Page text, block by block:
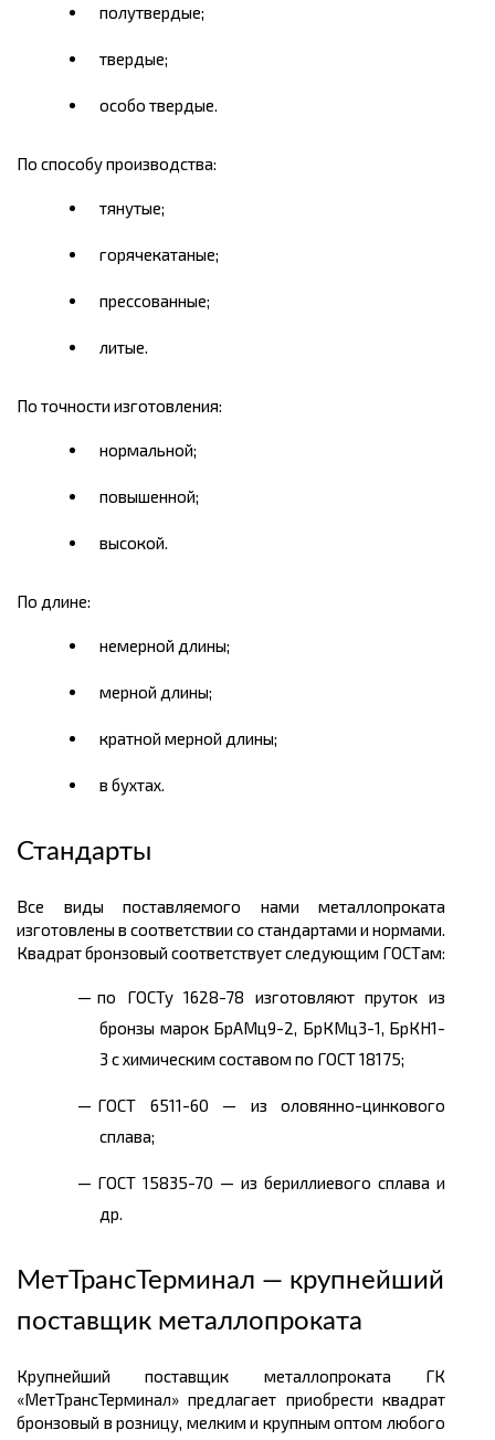
полутвердые;
твердые;
особо твердые.
По способу производства:
тянутые;
горячекатаные;
прессованные;
литые.
По точности изготовления:
нормальной;
повышенной;
высокой.
По длине:
немерной длины;
мерной длины;
кратной мерной длины;
в бухтах.
Стандарты
Все виды поставляемого нами металлопроката
изготовлены в соответствии со стандартами и нормами.
Квадрат бронзовый соответствует следующим ГОСТам:
по ГОСТу 1628-78 изготовляют пруток из
бронзы марок БрАМц9-2, БрКМц3-1, БрКН1-
3 с химическим составом по ГОСТ 18175;
ГОСТ 6511-60 — из оловянно-цинкового
сплава;
ГОСТ 15835-70 — из бериллиевого сплава и
др.
МетТрансТерминал — крупнейший
поставщик металлопроката
Крупнейший поставщик металлопроката ГК
«МетТрансТерминал» предлагает приобрести квадрат
бронзовый в розницу, мелким и крупным оптом любого